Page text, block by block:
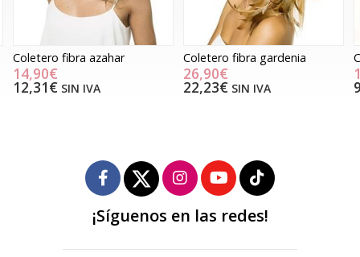
Coletero fibra gardenia
26,90€
22,23€SIN IVA
Coletero fibra orquídea
11,90€
9,83€SIN IVA
¡Síguenos en las redes!